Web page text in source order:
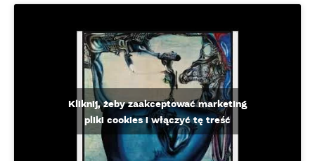
Kliknij, żeby zaakceptować marketing
pliki cookies i włączyć tę treść